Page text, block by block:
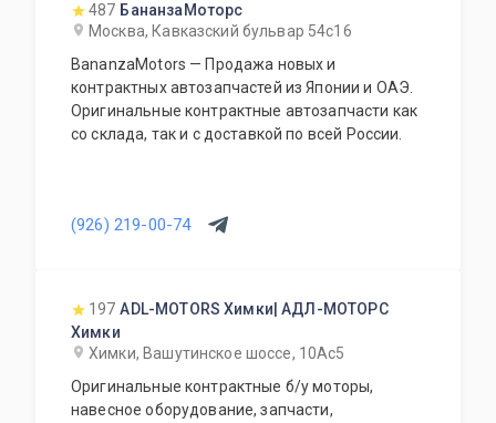
487 БананзаМоторс
Москва, Кавказский бульвар 54с16
BananzaMotors — Продажа новых и
контрактных автозапчастей из Японии и ОАЭ.
Оригинальные контрактные автозапчасти как
со склада, так и с доставкой по всей России.
(926) 219-00-74
197 ADL-MOTORS Химки| АДЛ-МОТОРС
Химки
Химки, Вашутинское шоссе, 10Ас5
Оригинальные контрактные б/у моторы,
навесное оборудование, запчасти,